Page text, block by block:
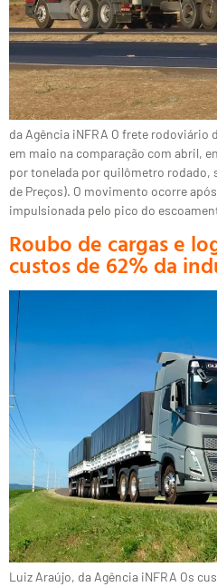
da Agência iNFRA O frete rodoviário
em maio na comparação com abril,
por tonelada por quilômetro rodado,
de Preços). O movimento ocorre
impulsionada pelo pico do
Roubo de cargas e
custos de 62% da
Luiz Araújo, da Agência iNFRA Os